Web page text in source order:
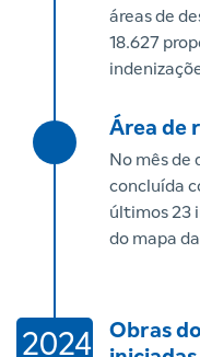
áreas de
18.627
Área de
No mês de
concluída
últimos 23
do mapa
2024
Obras